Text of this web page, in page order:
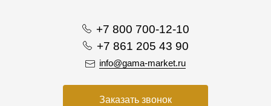
+7 800 700-12-10
+7 861 205 43 90
info@gama-market.ru
Заказать звонок